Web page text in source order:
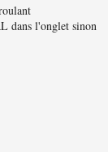
dans l'onglet sinon